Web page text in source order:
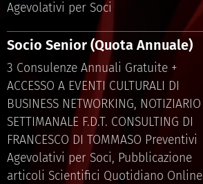
Agevolativi per Soci
Socio Senior (Quota Annuale)
3 Consulenze Annuali Gratuite +
ACCESSO A EVENTI CULTURALI DI
BUSINESS NETWORKING, NOTIZIARIO
SETTIMANALE F.D.T. CONSULTING DI
FRANCESCO DI TOMMASO Preventivi
Agevolativi per Soci, Pubblicazione
articoli Scientifici Quotidiano Online